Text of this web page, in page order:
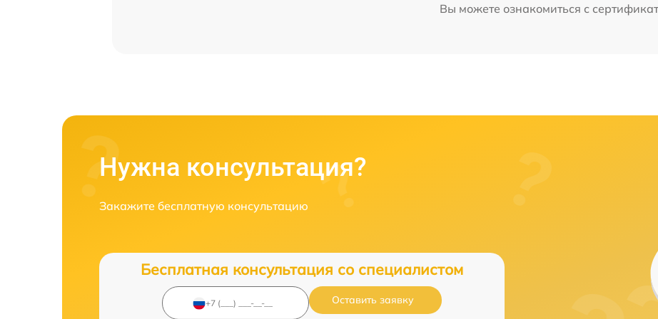
Вы можете ознакомиться с
Нужна консультация?
Закажите бесплатную консультацию
Бесплатная консультация со специалистом
Оставить заявку